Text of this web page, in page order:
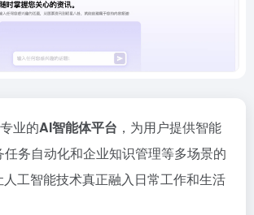
业的AI智能体平台 ，为用户提供智能
务自动化和企业知识管理等多场景的
工智能技术真正融入日常工作和生活